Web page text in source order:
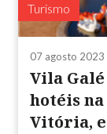
Turismo
07 agosto
Vila
hotéis
Vitória,